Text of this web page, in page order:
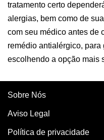
tratamento certo
alergias, bem como de
com seu médico antes de
remédio antialérgico,
escolhendo a opção mais
Sobre Nós
Aviso Legal
Política de privacidade